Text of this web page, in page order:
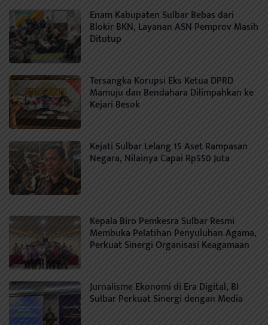
Enam Kabupaten Sulbar Bebas dari
Blokir BKN, Layanan ASN Pemprov Masih
Ditutup
Tersangka Korupsi Eks Ketua DPRD
Mamuju dan Bendahara Dilimpahkan ke
Kejari Besok
Kejati Sulbar Lelang 15 Aset Rampasan
Negara, Nilainya Capai Rp550 Juta
Kepala Biro Pemkesra Sulbar Resmi
Membuka Pelatihan Penyuluhan Agama,
Perkuat Sinergi Organisasi Keagamaan
Jurnalisme Ekonomi di Era Digital, BI
Sulbar Perkuat Sinergi dengan Media